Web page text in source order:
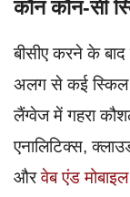
कौन कौन-सी
बीसीए करने के
अलग से कई स्किल
लैंग्वेज में गहरा
एनालिटिक्स,
औरवेब एंड